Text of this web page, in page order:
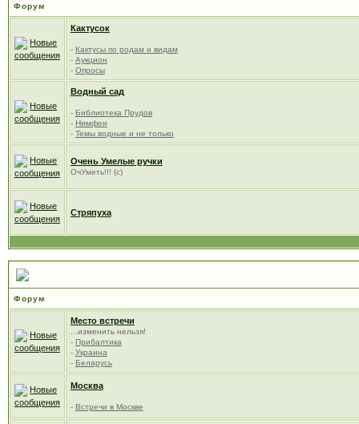
Форум
Кактусок
- Кактусы по родам и видам
- Аукцион
- Опросы
Водный сад
- Библиотека Прудов
- Нимфеи
- Темы водные и не только
Очень Умелые ручки
ОчУметь!!! (с)
Стряпуха
Форум
Место встречи
...изменить нельзя!
- Прибалтика
- Украина
- Беларусь
Москва
- Встречи в Москве